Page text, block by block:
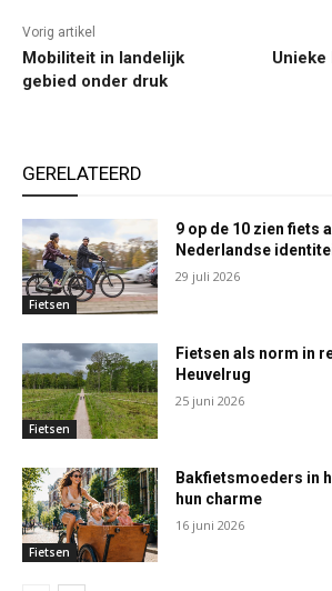
Vorig artikel
Mobiliteit in landelijk
gebied onder druk
Unieke
GERELATEERD
Fietsen
9 op de 10 zien fiets
Nederlandse
29 juli 2026
Fietsen
Fietsen als norm in
Heuvelrug
25 juni 2026
Fietsen
Bakfietsmoeders in
hun charme
16 juni 2026